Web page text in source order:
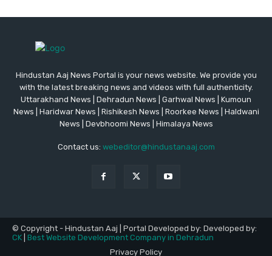
Hindustan Aaj News Portal is your news website. We provide you
with the latest breaking news and videos with full authenticity.
Uttarakhand News | Dehradun News | Garhwal News | Kumoun
News | Haridwar News | Rishikesh News | Roorkee News | Haldwani
News | Devbhoomi News | Himalaya News
Contact us: webeditor@hindustanaaj.com
© Copyright - Hindustan Aaj | Portal Developed by: Developed by:
CK Best Website Development Company in Dehradun
Privacy Policy